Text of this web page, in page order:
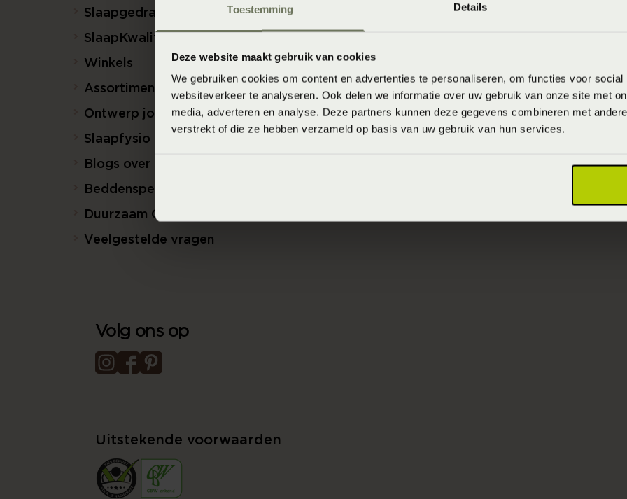
Toestemming Details
Deze website maakt gebruik van cookies
We gebruiken cookies om content en advertenties te personaliseren, om functies voor social
websiteverkeer te analyseren. Ook delen we informatie over uw gebruik van onze site met
media, adverteren en analyse. Deze partners kunnen deze gegevens combineren met
verstrekt of die ze hebben verzameld op basis van uw gebruik van hun services.
Slaapgedrag Thuismeting
SlaapKwaliteit Score™
Winkels
Assortiment
Ontwerp jouw bed in 3D!
Slaapfysio
Blogs over slapen
Beddenspecialist Business
Duurzaam Ondernemen
Veelgestelde vragen
Dankzij onafhankelijke
onderzoek ontvang je
slaapoplossing op maat.
comfortabele en gezonde
en meer ontspannen uit je
Volg ons op
Uitstekende voorwaarden